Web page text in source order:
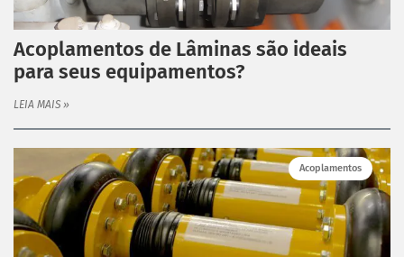
Acoplamentos de Lâminas são ideais
para seus equipamentos?
LEIA MAIS »
Acoplamentos